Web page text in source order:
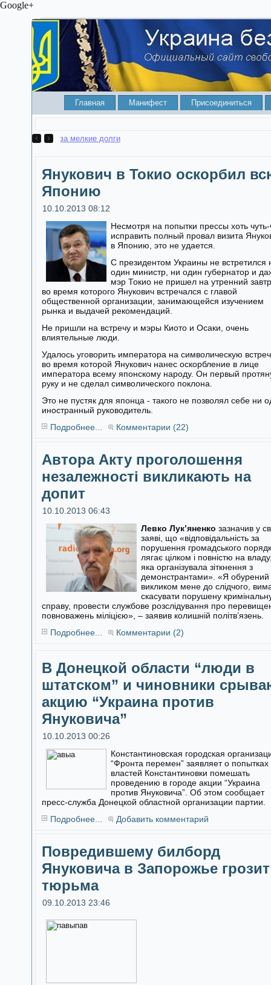
Google+
Главная Манифест Присоединиться
Как ваше станет чужим. КСУ разрешил отбирать
Янукович в Токио оскорбил
Японию
10.10.2013 08:12
Несмотря на попытки прессы хоть чуть-
исправить полный провал визита
в Японию, это не удается.
С президентом Украины не встретился
один министр, ни один губернатор и
мэр Токио не пришел на утренний
во время которого Янукович встречался с главой
общественной организации, занимающейся изучением
рынка и выдачей рекомендаций.
Не пришли на встречу и мэры Киото и Осаки, очень
влиятельные люди.
Удалось уговорить императора на символическую
во время которой Янукович нанес оскорбление в лице
императора всему японскому народу. Он первый
руку и не сделал символического поклона.
Это не пустяк для японца - такого не позволял себе ни
иностранный руководитель.
Подробнее...
Комментарии (22)
Автора Акту проголошення
незалежності викликають на
допит
10.10.2013 06:43
Левко Лук’яненко зазначив у
заяві, що «відповідальність за
порушення громадського
лягає цілком і повністю на
яка організувала зіткнення з
демонстрантами». «Я обурений
викликом мене до слідчого,
скасувати порушену
справу, провести службове розслідування про
повноважень міліцією», – заявив колишній політв’язень.
Подробнее...
Комментарии (2)
В Донецкой области “люди в
штатском” и чиновники
акцию “Украина против
Януковича”
10.10.2013 00:26
Константиновская городская
“Фронта перемен” заявляет о попытках
властей Константиновки помешать
проведению в городе акции “Украина
против Януковича”. Об этом сообщает
пресс-служба Донецкой областной организации партии.
Подробнее...
Добавить комментарий
Повредившему билборд
Януковича в Запорожье грозит
тюрьма
09.10.2013 23:46